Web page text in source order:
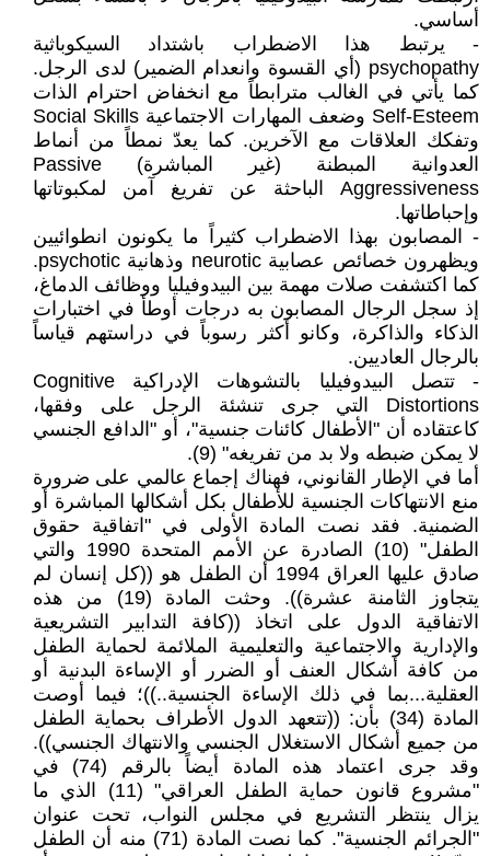
أساسي.
- يرتبط هذا الاضطراب باشتداد السيكوباثية
psychopathy (أي القسوة وانعدام الضمير) لدى الرجل.
كما يأتي في الغالب مترابطاً مع انخفاض احترام الذات
Self-Esteem وضعف المهارات الاجتماعية Social Skills
وتفكك العلاقات مع الآخرين. كما يعدّ نمطاً من أنماط
العدوانية المبطنة (غير المباشرة) Passive
Aggressiveness الباحثة عن تفريغ آمن لمكبوتاتها
وإحباطاتها.
- المصابون بهذا الاضطراب كثيراً ما يكونون انطوائيين
ويظهرون خصائص عصابية neurotic وذهانية psychotic.
كما اكتشفت صلات مهمة بين البيدوفيليا ووظائف الدماغ،
إذ سجل الرجال المصابون به درجات أوطأ في اختبارات
الذكاء والذاكرة، وكانو أكثر رسوباً في دراستهم قياساً
بالرجال العاديين.
- تتصل البيدوفيليا بالتشوهات الإدراكية Cognitive
Distortions التي جرى تنشئة الرجل على وفقها،
كاعتقاده أن "الأطفال كائنات جنسية"، أو "الدافع الجنسي
لا يمكن ضبطه ولا بد من تفريغه" (9).
أما في الإطار القانوني، فهناك إجماع عالمي على ضرورة
منع الانتهاكات الجنسية للأطفال بكل أشكالها المباشرة أو
الضمنية. فقد نصت المادة الأولى في "اتفاقية حقوق
الطفل" (10) الصادرة عن الأمم المتحدة 1990 والتي
صادق عليها العراق 1994 أن الطفل هو ((كل إنسان لم
يتجاوز الثامنة عشرة)). وحثت المادة (19) من هذه
الاتفاقية الدول على اتخاذ ((كافة التدابير التشريعية
والإدارية والاجتماعية والتعليمية الملائمة لحماية الطفل
من كافة أشكال العنف أو الضرر أو الإساءة البدنية أو
العقلية...بما في ذلك الإساءة الجنسية..))؛ فيما أوصت
المادة (34) بأن: ((تتعهد الدول الأطراف بحماية الطفل
من جميع أشكال الاستغلال الجنسي والانتهاك الجنسي)).
وقد جرى اعتماد هذه المادة أيضاً بالرقم (74) في
"مشروع قانون حماية الطفل العراقي" (11) الذي ما
يزال ينتظر التشريع في مجلس النواب، تحت عنوان
"الجرائم الجنسية". كما نصت المادة (71) منه أن الطفل